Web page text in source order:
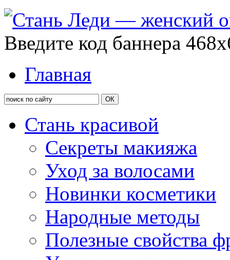
Введите код баннера
Главная
Стань красивой
Секреты макияжа
Уход за волосами
Новинки косметики
Народные методы
Полезные свойства